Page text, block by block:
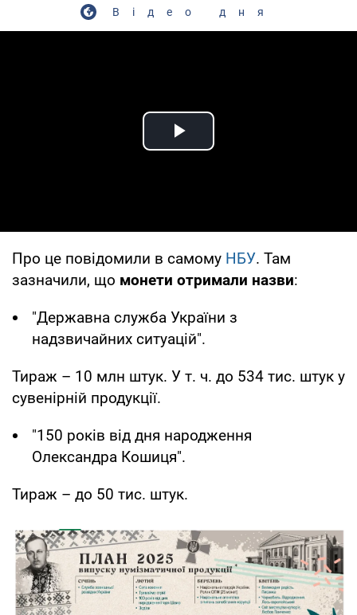
Відео дня
Play Video
Про це повідомили в самому НБУ. Там
зазначили, що монети отримали назви:
"Державна служба України з
надзвичайних ситуацій".
Тираж – 10 млн штук. У т. ч. до 534 тис. штук у
сувенірній продукції.
"150 років від дня народження
Олександра Кошиця".
Тираж – до 50 тис. штук.